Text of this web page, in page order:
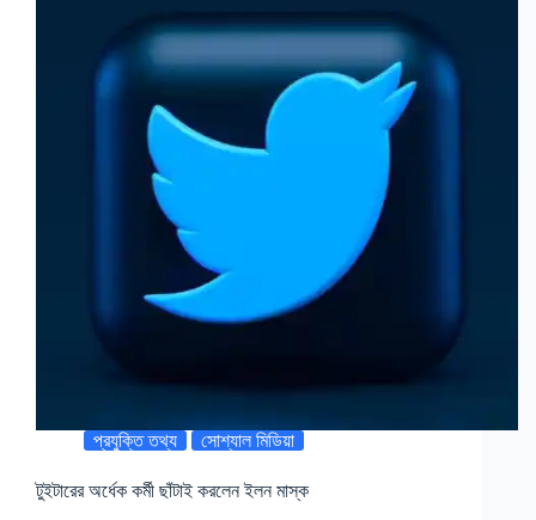
প্রযুক্তি তথ্য সোশ্যাল মিডিয়া
টুইটারের অর্ধেক কর্মী ছাঁটাই করলেন ইলন মাস্ক